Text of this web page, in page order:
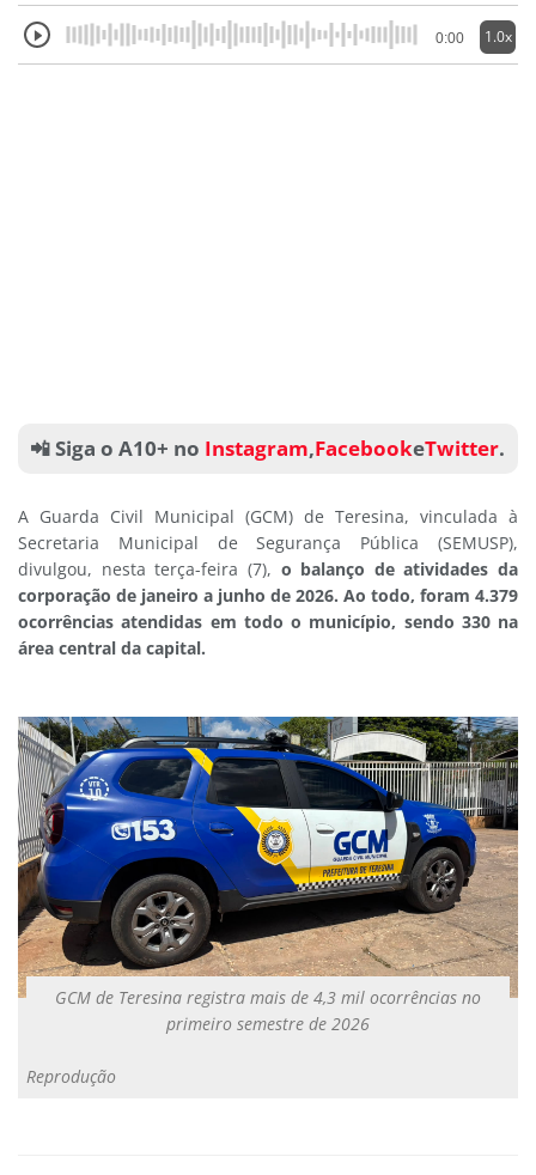
0:00 1.0x
📲 Siga o A10+ no Instagram,FacebookeTwitter.
A Guarda Civil Municipal (GCM) de Teresina, vinculada à
Secretaria Municipal de Segurança Pública (SEMUSP),
divulgou, nesta terça-feira (7), o balanço de atividades da
corporação de janeiro a junho de 2026. Ao todo, foram 4.379
ocorrências atendidas em todo o município, sendo 330 na
área central da capital.
GCM de Teresina registra mais de 4,3 mil ocorrências no
primeiro semestre de 2026
Reprodução